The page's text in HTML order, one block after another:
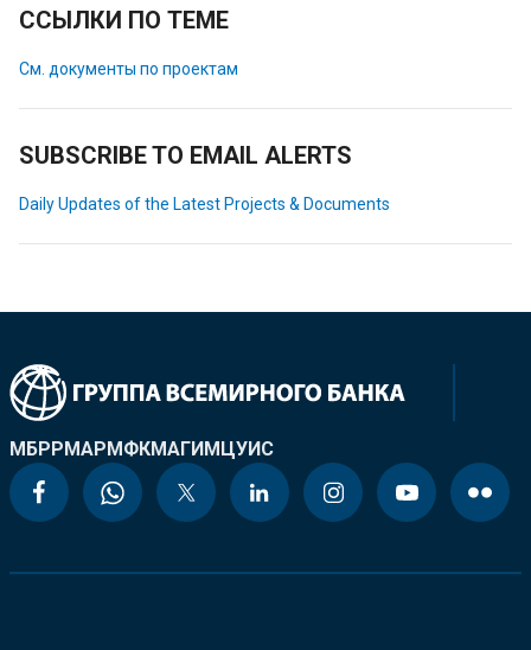
ССЫЛКИ ПО ТЕМЕ
См. документы по проектам
SUBSCRIBE TO EMAIL ALERTS
Daily Updates of the Latest Projects & Documents
МБРРМАРМФКМАГИМЦУИС